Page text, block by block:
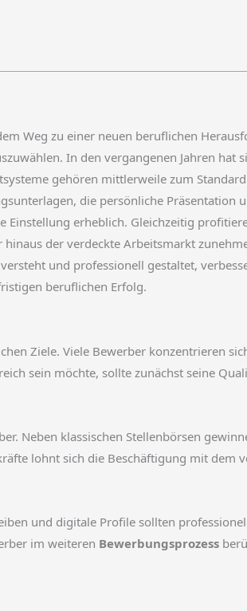
Weg zu einer neuen beruflichen
In den vergangenen Jahren hat
gehören mittlerweile zum
die persönliche Präsentation
erheblich. Gleichzeitig
der verdeckte Arbeitsmarkt
versteht und professionell gestaltet,
beruflichen Erfolg.
Ziele. Viele Bewerber konzentrieren
sein möchte, sollte zunächst seine
Neben klassischen Stellenbörsen
lohnt sich die Beschäftigung mit dem
und digitale Profile sollten
im weiteren Bewerbungsprozess